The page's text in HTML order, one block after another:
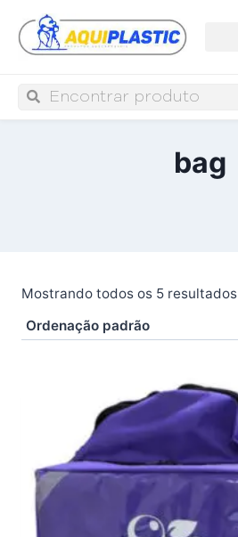
bag
Mostrando todos os 5 resultados